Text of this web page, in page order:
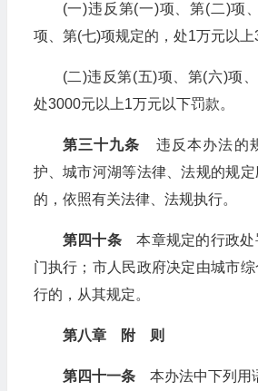
(一)违反第(一)项、第(二)项
项、第(七)项规定的，处1万元以上
(二)违反第(五)项、第(六)项
处3000元以上1万元以下罚款。
第三十九条 违反本办法的
护、城市河湖等法律、法规的规
的，依照有关法律、法规执行。
第四十条本章规定的行政处
门执行；市人民政府决定由城市
行的，从其规定。
第八章 附 则
第四十一条本办法中下列用